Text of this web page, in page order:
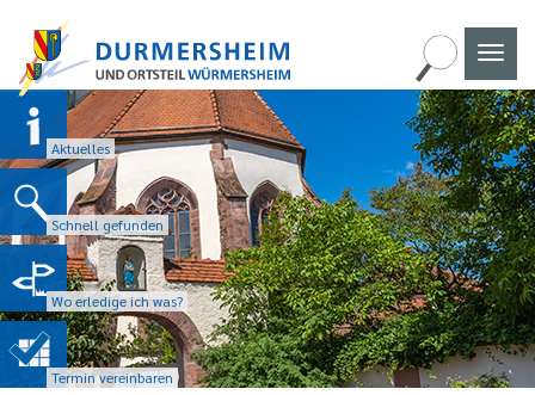
Aktuelles
Schnell gefunden
Wo erledige ich was?
Termin vereinbaren